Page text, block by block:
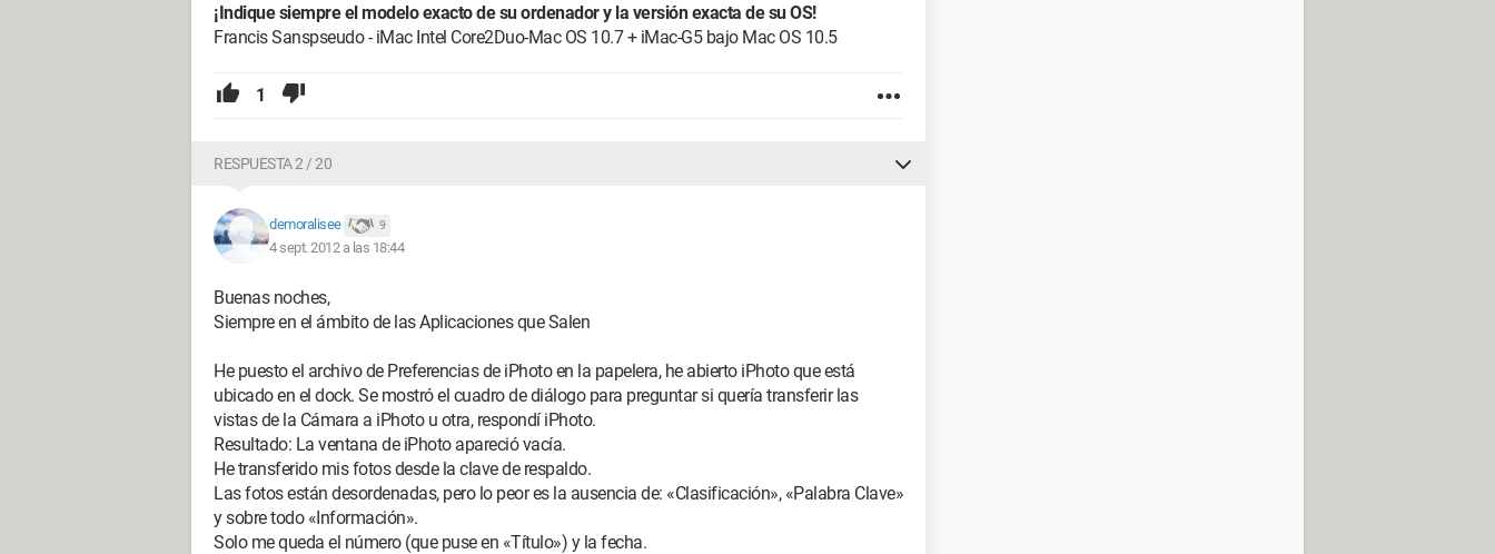
¡Indique siempre el modelo exacto de su ordenador y la versión exacta de su OS!
Francis Sanspseudo - iMac Intel Core2Duo-Mac OS 10.7 + iMac-G5 bajo Mac OS 10.5
1
RESPUESTA 2 / 20
demoralisee 9
4 sept. 2012 a las 18:44
Buenas noches,
Siempre en el ámbito de las Aplicaciones que Salen
He puesto el archivo de Preferencias de iPhoto en la papelera, he abierto iPhoto que está
ubicado en el dock. Se mostró el cuadro de diálogo para preguntar si quería transferir las
vistas de la Cámara a iPhoto u otra, respondí iPhoto.
Resultado: La ventana de iPhoto apareció vacía.
He transferido mis fotos desde la clave de respaldo.
Las fotos están desordenadas, pero lo peor es la ausencia de: «Clasificación», «Palabra Clave»
y sobre todo «Información».
Solo me queda el número (que puse en «Título») y la fecha.